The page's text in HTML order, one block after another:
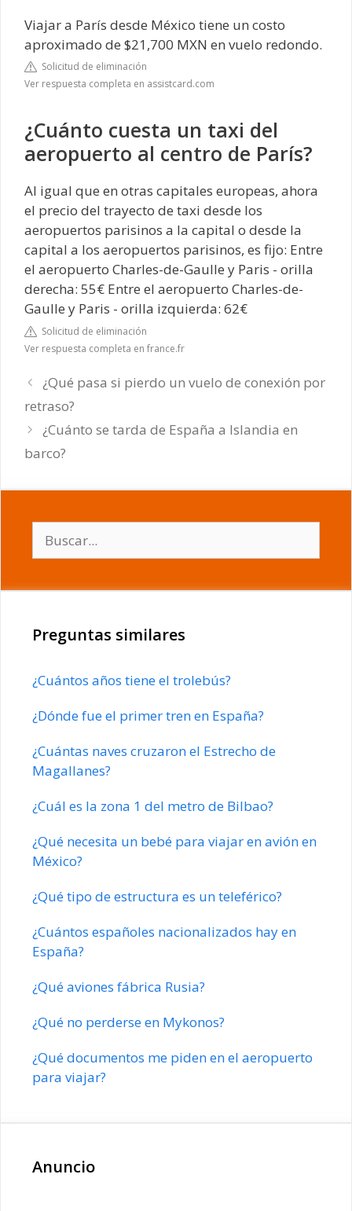
Viajar a París desde México tiene un costo
aproximado de $21,700 MXN en vuelo redondo.
Solicitud de eliminación
Ver respuesta completa en assistcard.com
¿Cuánto cuesta un taxi del
aeropuerto al centro de París?
Al igual que en otras capitales europeas, ahora
el precio del trayecto de taxi desde los
aeropuertos parisinos a la capital o desde la
capital a los aeropuertos parisinos, es fijo: Entre
el aeropuerto Charles-de-Gaulle y Paris - orilla
derecha: 55€ Entre el aeropuerto Charles-de-
Gaulle y Paris - orilla izquierda: 62€
Solicitud de eliminación
Ver respuesta completa en france.fr
¿Qué pasa si pierdo un vuelo de conexión por
retraso?
¿Cuánto se tarda de España a Islandia en
barco?
Preguntas similares
¿Cuántos años tiene el trolebús?
¿Dónde fue el primer tren en España?
¿Cuántas naves cruzaron el Estrecho de
Magallanes?
¿Cuál es la zona 1 del metro de Bilbao?
¿Qué necesita un bebé para viajar en avión en
México?
¿Qué tipo de estructura es un teleférico?
¿Cuántos españoles nacionalizados hay en
España?
¿Qué aviones fábrica Rusia?
¿Qué no perderse en Mykonos?
¿Qué documentos me piden en el aeropuerto
para viajar?
Anuncio